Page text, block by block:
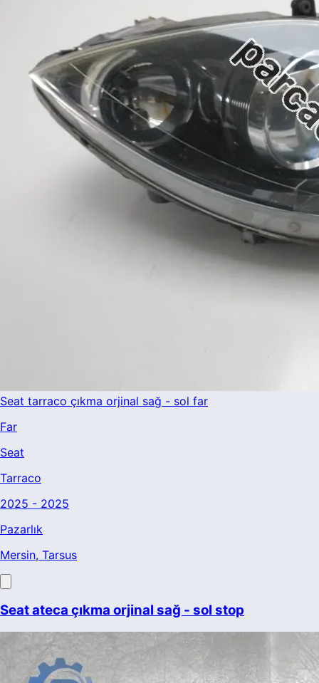
Seat tarraco çıkma orjinal sağ - sol far
Far
Seat
Tarraco
2025 - 2025
Pazarlık
Mersin, Tarsus
Seat ateca çıkma orjinal sağ - sol stop